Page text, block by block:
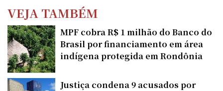
VEJA TAMBÉM
MPF cobra R$ 1 milhão do Banco do
Brasil por financiamento em área
indígena protegida em Rondônia
Justiça condena 9 acusados por